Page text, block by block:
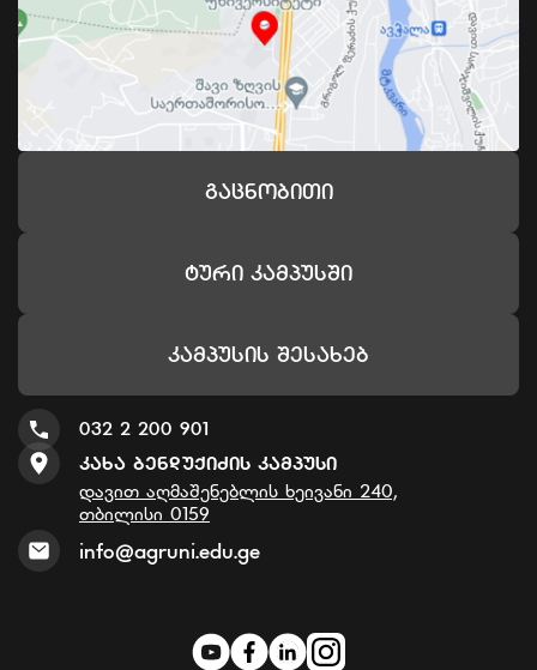
Გაცნობითი
Ტური Კამპუსში
Კამპუსის Შესახებ
032 2 200 901
Კახა Ბენდუქიძის Კამპუსი
დავით აღმაშენებლის ხეივანი 240,
თბილისი 0159
info@agruni.edu.ge